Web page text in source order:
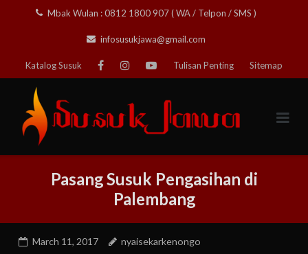
Mbak Wulan : 0812 1800 907 ( WA / Telpon / SMS )
infosusukjawa@gmail.com
Katalog Susuk Tulisan Penting Sitemap
Pasang Susuk Pengasihan di
Palembang
March 11, 2017
nyaisekarkenongo